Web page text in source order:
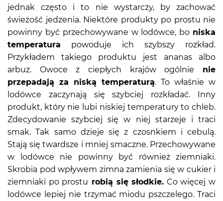
jednak często i to nie wystarczy, by zachować
świeżość jedzenia. Niektóre produkty po prostu nie
powinny być przechowywane w lodówce, bo niska
temperatura powoduje ich szybszy rozkład.
Przykładem takiego produktu jest ananas albo
arbuz. Owoce z ciepłych krajów ogólnie nie
przepadają za niską temperaturą. To właśnie w
lodówce zaczynają się szybciej rozkładać. Inny
produkt, który nie lubi niskiej temperatury to chleb.
Zdecydowanie szybciej się w niej starzeje i traci
smak. Tak samo dzieje się z czosnkiem i cebulą.
Stają się twardsze i mniej smaczne. Przechowywane
w lodówce nie powinny być również ziemniaki.
Skrobia pod wpływem zimna zamienia się w cukier i
ziemniaki po prostu robią się słodkie. Co więcej w
lodówce lepiej nie trzymać miodu pszczelego. Traci